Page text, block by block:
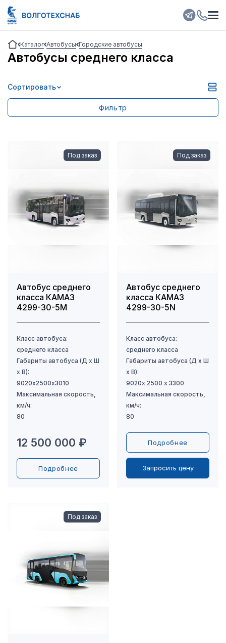
Каталог Автобусы Городские автобусы
Автобусы среднего класса
Выбрано: 0 Очистить фильтр
Класс автобуса
Фильтр
Сортировать
Под заказ
Автобус среднего
класса КАМАЗ
4299-30-5M
12 500 000 ₽
Подробнее
Под заказ
Автобус среднего
класса КАМАЗ
4299-30-5N
Подробнее
Запросить цену
Под заказ